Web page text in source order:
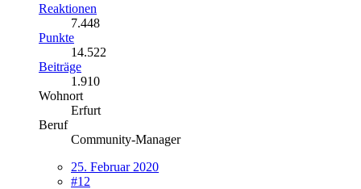
Reaktionen
7.448
Punkte
14.522
Beiträge
1.910
Wohnort
Erfurt
Beruf
Community-Manager
25. Februar 2020
#12